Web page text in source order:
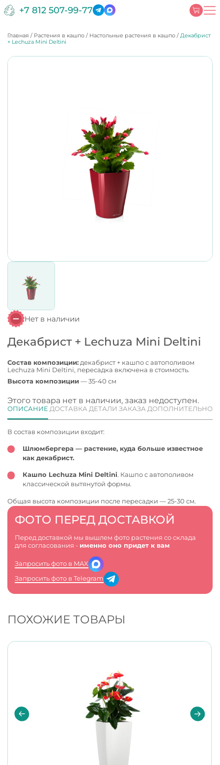
+7 812 507-99-77
Главная / Растения в кашпо / Настольные растения в кашпо / Декабрист
+ Lechuza Mini Deltini
Нет в наличии
Декабрист + Lechuza Mini Deltini
Состав композиции:декабрист + кашпо с автополивом
Lechuza Mini Deltini, пересадка включена в стоимость.
Высота композиции— 35-40 см
Этого товара нет в наличии, заказ недоступен.
ФОТО ПЕРЕД ДОСТАВКОЙ
Перед доставкой мы вышлем фото растения со склада
для согласования - именно оно придет к вам
Запросить фото в MAX
Запросить фото в Telegram
ОПИСАНИЕ ДОСТАВКА ДЕТАЛИ ЗАКАЗА ДОПОЛНИТЕЛЬНО
В состав композиции входит:
Шлюмбергера — растение, куда больше известное
как декабрист.
Кашпо Lechuza Mini Deltini. Кашпо с автополивом
классической вытянутой формы.
Общая высота композиции после пересадки — 25-30 см.
ПОХОЖИЕ ТОВАРЫ